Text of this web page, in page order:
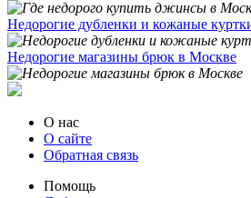
Недорогие дубленки и кожаные
Недорогие магазины брюк в Москве
О нас
О сайте
Обратная связь
Помощь